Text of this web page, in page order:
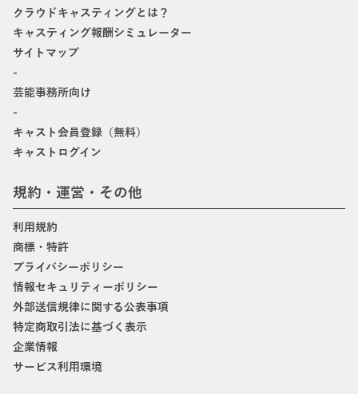
クラウドキャスティングとは？
キャスティング報酬シミュレーター
サイトマップ
-
芸能事務所向け
-
キャスト会員登録（無料）
キャストログイン
規約・運営・その他
利用規約
商標・特許
プライバシーポリシー
情報セキュリティーポリシー
外部送信規律に関する公表事項
特定商取引法に基づく表示
企業情報
サービス利用環境